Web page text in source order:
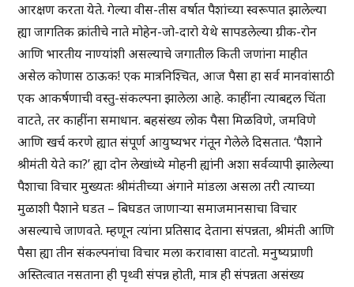
आरक्षण करता येते. गेल्या वीस-तीस वर्षात पैशांच्या स्वरूपात झालेल्या
ह्या जागतिक क्रांतीचे नाते मोहेन-जो-दारो येथे सापडलेल्या ग्रीक-रोन
आणि भारतीय नाण्यांशी असल्याचे जगातील किती जणांना माहीत
असेल कोणास ठाऊक! एक मात्रनिश्चित, आज पैसा हा सर्व मानवांसाठी
एक आकर्षणाची वस्तु-संकल्पना झालेला आहे. काहींना त्याबद्दल चिंता
वाटते, तर काहींना समाधान. बहसंख्य लोक पैसा मिळविणे, जमविणे
आणि खर्च करणे ह्यात संपूर्ण आयुष्यभर गंतून गेलेले दिसतात. ‘पैशाने
श्रीमंती येते का?’ ह्या दोन लेखांध्ये मोहनी ह्यांनी अशा सर्वव्यापी झालेल्या
पैशाचा विचार मुख्यतः श्रीमंतीच्या अंगाने मांडला असला तरी त्याच्या
मुळाशी पैशाने घडत – बिघडत जाणाऱ्या समाजमानसाचा विचार
असल्याचे जाणवते. म्हणून त्यांना प्रतिसाद देताना संपन्नता, श्रीमंती आणि
पैसा ह्या तीन संकल्पनांचा विचार मला करावासा वाटतो. मनुष्यप्राणी
अस्तित्वात नसताना ही पृथ्वी संपन्न होती, मात्र ही संपन्नता असंख्य